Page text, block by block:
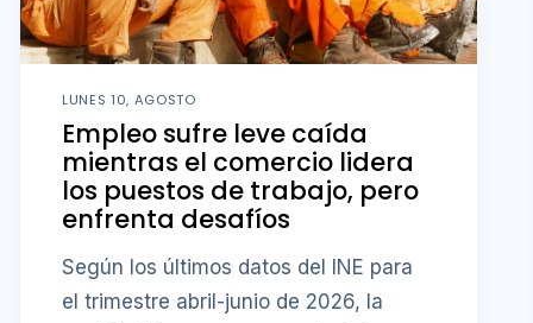
LUNES 10, AGOSTO
Empleo sufre leve caída
mientras el comercio lidera
los puestos de trabajo, pero
enfrenta desafíos
Según los últimos datos del INE para
el trimestre abril-junio de 2026, la